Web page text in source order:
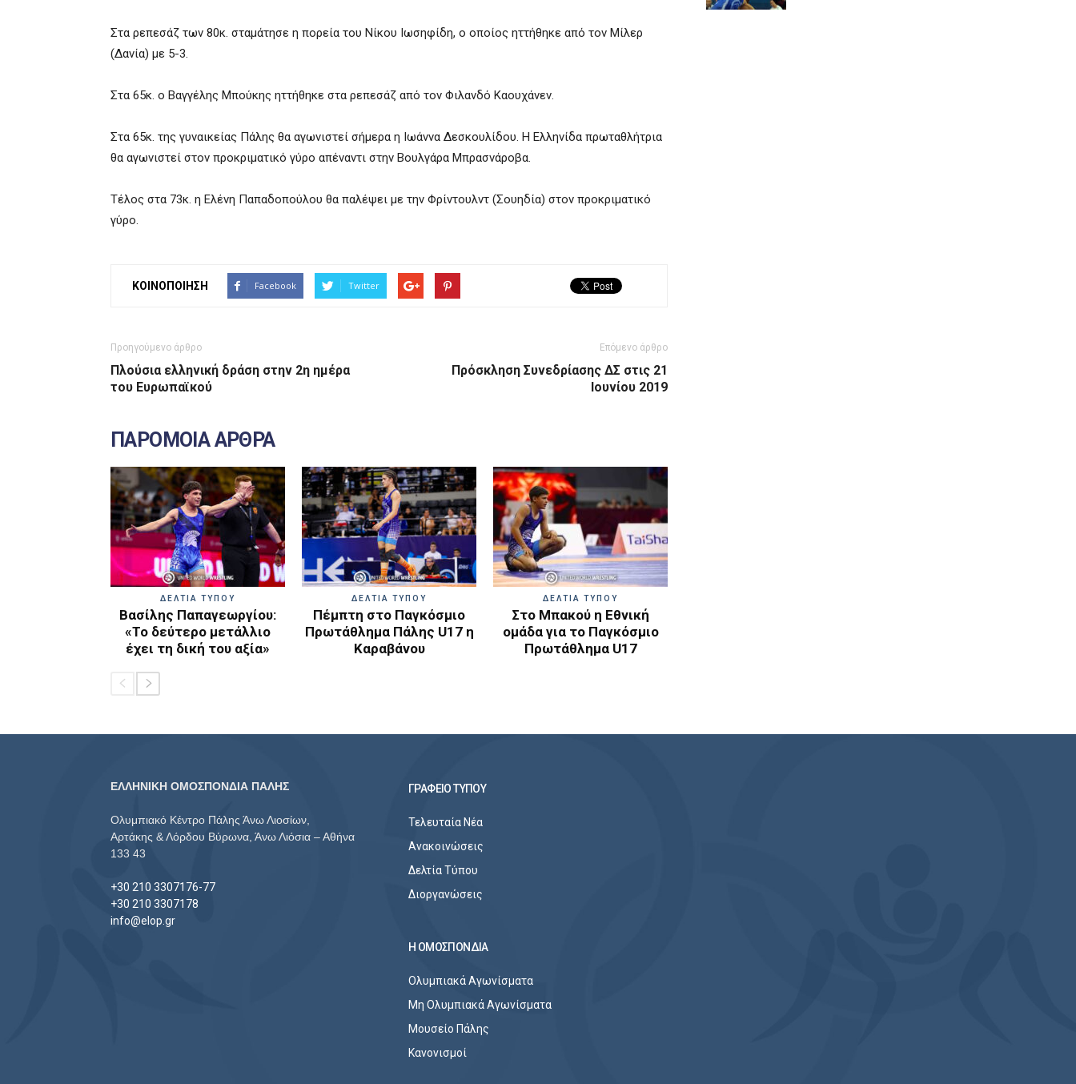
Στα ρεπεσάζ των 80κ. σταμάτησε η πορεία του Νίκου Ιωσηφίδη, ο οποίος ηττήθηκε από τον Μίλερ
(Δανία) με 5-3.
Στα 65κ. ο Βαγγέλης Μπούκης ηττήθηκε στα ρεπεσάζ από τον Φιλανδό Καουχάνεν.
Στα 65κ. της γυναικείας Πάλης θα αγωνιστεί σήμερα η Ιωάννα Δεσκουλίδου. Η Ελληνίδα πρωταθλήτρια
θα αγωνιστεί στον προκριματικό γύρο απέναντι στην Βουλγάρα Μπρασνάροβα.
Τέλος στα 73κ. η Ελένη Παπαδοπούλου θα παλέψει με την Φρίντουλντ (Σουηδία) στον προκριματικό
γύρο.
ΚΟΙΝΟΠΟΙΗΣΗ Facebook Twitter
Προηγούμενο άρθρο
Πλούσια ελληνική δράση στην 2η ημέρα
του Ευρωπαϊκού
Επόμενο άρθρο
Πρόσκληση Συνεδρίασης ΔΣ στις 21
Ιουνίου 2019
ΠΑΡΟΜΟΙΑ ΑΡΘΡΑ
ΔΕΛΤΙΑ ΤΥΠΟΥ
Βασίλης Παπαγεωργίου:
«Το δεύτερο μετάλλιο
έχει τη δική του αξία»
ΔΕΛΤΙΑ ΤΥΠΟΥ
Πέμπτη στο Παγκόσμιο
Πρωτάθλημα Πάλης U17 η
Καραβάνου
ΔΕΛΤΙΑ ΤΥΠΟΥ
Στο Μπακού η Εθνική
ομάδα για το Παγκόσμιο
Πρωτάθλημα U17
ΕΛΛΗΝΙΚΗ ΟΜΟΣΠΟΝΔΙΑ ΠΑΛΗΣ
Ολυμπιακό Κέντρο Πάλης Άνω Λιοσίων,
Αρτάκης & Λόρδου Βύρωνα, Άνω Λιόσια – Αθήνα
133 43
+30 210 3307176-77
+30 210 3307178
info@elop.gr
ΓΡΑΦΕΙΟ ΤΥΠΟΥ
Τελευταία Νέα
Ανακοινώσεις
Δελτία Τύπου
Διοργανώσεις
Η ΟΜΟΣΠΟΝΔΙΑ
Ολυμπιακά Αγωνίσματα
Μη Ολυμπιακά Αγωνίσματα
Μουσείο Πάλης
Κανονισμοί